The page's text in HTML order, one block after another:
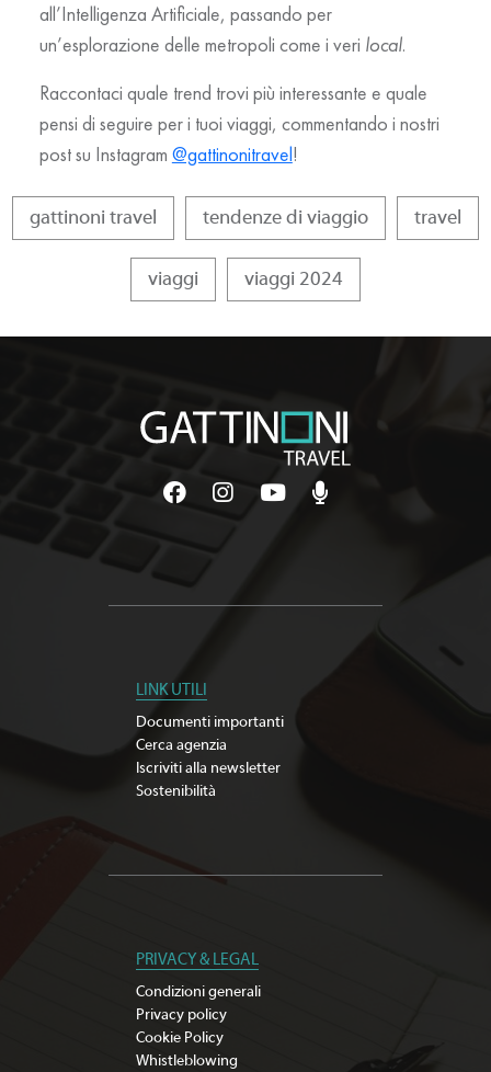
all’Intelligenza Artificiale, passando per
un’esplorazione delle metropoli come i veri local.
Raccontaci quale trend trovi più interessante e quale
pensi di seguire per i tuoi viaggi, commentando i nostri
post su Instagram @gattinonitravel!
gattinoni travel tendenze di viaggio travel
viaggi viaggi 2024
LINK UTILI
Documenti importanti
Cerca agenzia
Iscriviti alla newsletter
Sostenibilità
PRIVACY & LEGAL
Condizioni generali
Privacy policy
Cookie Policy
Whistleblowing